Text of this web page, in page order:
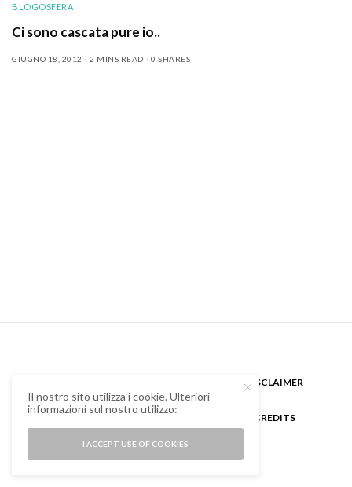
BLOGOSFERA
Ci sono cascata pure io..
GIUGNO 18, 2012 2 MINS READ 0 SHARES
DISCLAIMER
CREDITS
Il nostro sito utilizza i cookie. Ulteriori
informazioni sul nostro utilizzo:
I ACCEPT USE OF COOKIES